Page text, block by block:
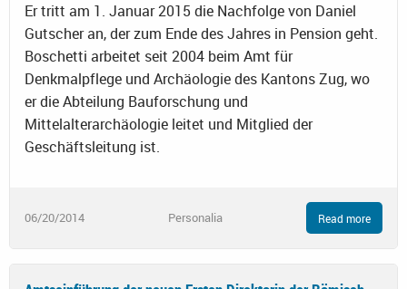
Er tritt am 1. Januar 2015 die Nachfolge von Daniel
Gutscher an, der zum Ende des Jahres in Pension geht.
Boschetti arbeitet seit 2004 beim Amt für
Denkmalpflege und Archäologie des Kantons Zug, wo
er die Abteilung Bauforschung und
Mittelalterarchäologie leitet und Mitglied der
Geschäftsleitung ist.
06/20/2014 Personalia Read more